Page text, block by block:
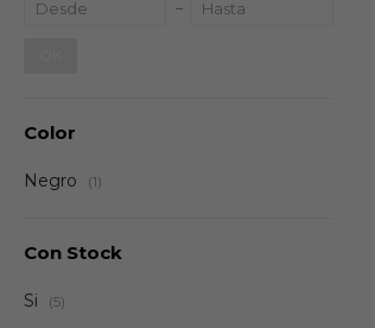
Color
Negro (1)
Con Stock
Si (5)